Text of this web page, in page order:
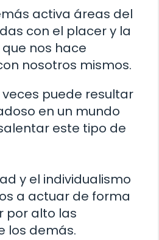
activa áreas del
con el placer y la
nos hace
nosotros mismos.
puede resultar
en un mundo
este tipo de
y el individualismo
a actuar de forma
por alto las
los demás.